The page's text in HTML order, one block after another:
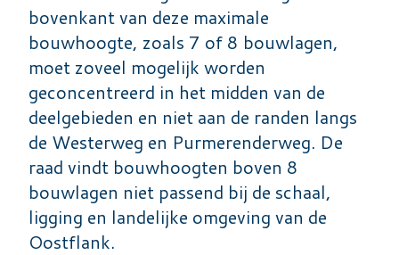
bovenkant van deze maximale
bouwhoogte, zoals 7 of 8 bouwlagen,
moet zoveel mogelijk worden
geconcentreerd in het midden van de
deelgebieden en niet aan de randen langs
de Westerweg en Purmerenderweg. De
raad vindt bouwhoogten boven 8
bouwlagen niet passend bij de schaal,
ligging en landelijke omgeving van de
Oostflank.